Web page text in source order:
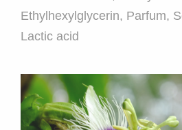
Ethylhexylglycerin, Parfum,
Lactic acid